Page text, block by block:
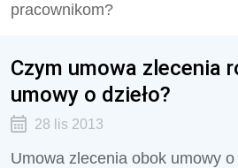
pracownikom?
Czym umowa zlecenia
umowy o dzieło?
28 lis 2013
Umowa zlecenia obok umowy o